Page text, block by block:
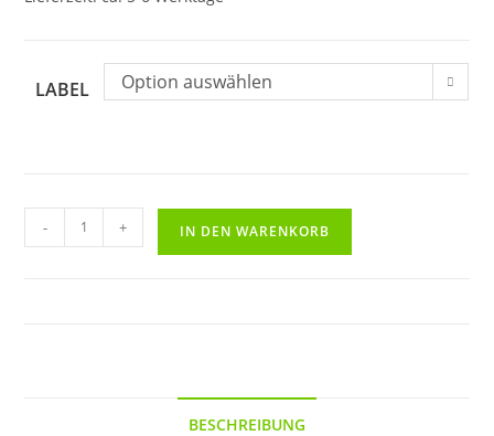
LABEL Option auswählen
Schallplattenuhr-
London
- + IN DEN WARENKORB
BESCHREIBUNG